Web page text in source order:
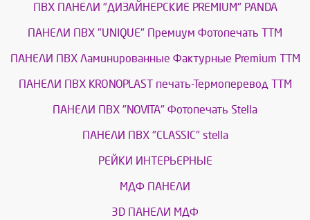
ПВХ ПАНЕЛИ "ДИЗАЙНЕРСКИЕ PREMIUM" PANDA
ПАНЕЛИ ПВХ "UNIQUE" Премиум Фотопечать ТТМ
ПАНЕЛИ ПВХ Ламинированные Фактурные Premium ТТМ
ПАНЕЛИ ПВХ KRONOPLAST печать-Термоперевод ТТМ
ПАНЕЛИ ПВХ "NOVITA" Фотопечать Stella
ПАНЕЛИ ПВХ "CLASSIC" stella
РЕЙКИ ИНТЕРЬЕРНЫЕ
МДФ ПАНЕЛИ
3D ПАНЕЛИ МДФ